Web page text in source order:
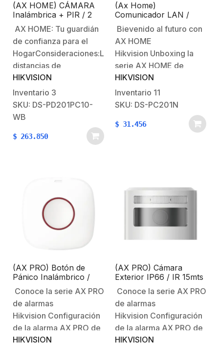
(AX HOME) CÁMARA
Inalámbrica + PIR / 2
Años de Batería /
Inmunidad a Mascotas /
Rango de Detección de
10 mts / Ángulo de 90°
de Cobertura / Uso
Interior
AX HOME: Tu guardián
de confianza para el
HogarConsideraciones:Las
distancias de
comunicación entre los
sensores y el panel
pueden variar en cada
instalación por
cuestiones como: ruido
ambiental. materiales y
HOMEEspecificacionesCaracterísticas
Principales:Alarma de
intrusiónRango de…
HIKVISION
Inventario 3
SKU: DS-PD201PC10-
WB
$ 263.850
(Ax Home)
Comunicador LAN /
Permite Integrar Puerto
RJ-45 / Compatible con
Paneles AX Home
Bievenido al futuro con
AX HOME
Hikvision Unboxing la
serie AX HOME de
alarmas HikvisionCurso
gratuito sobre Ax Home
de
HikVision Características
principales:Ethernet 1
mm.Peso: 6.5
g.Temperatura de
Operación: -10 °C a +55
°C.Humedad de
HIKVISION
Inventario 11
SKU: DS-PC201N
$ 31.456
(AX PRO) Botón de
Pánico Inalámbrico /
Exterior IP66 /
Indicador LED
Conoce la serie AX PRO
de alarmas
Hikvision Configuración
de la alarma AX PRO de
HikvisionBienvenido al
HIKVISION
(AX PRO) Cámara
Exterior IP66 / IR 15mts
/ Exterior IP66 /
Requiere DS-
PDTT15AM-LM-WB
Conoce la serie AX PRO
de alarmas
Hikvision Configuración
de la alarma AX PRO de
HikvisionBienvenido al
HIKVISION